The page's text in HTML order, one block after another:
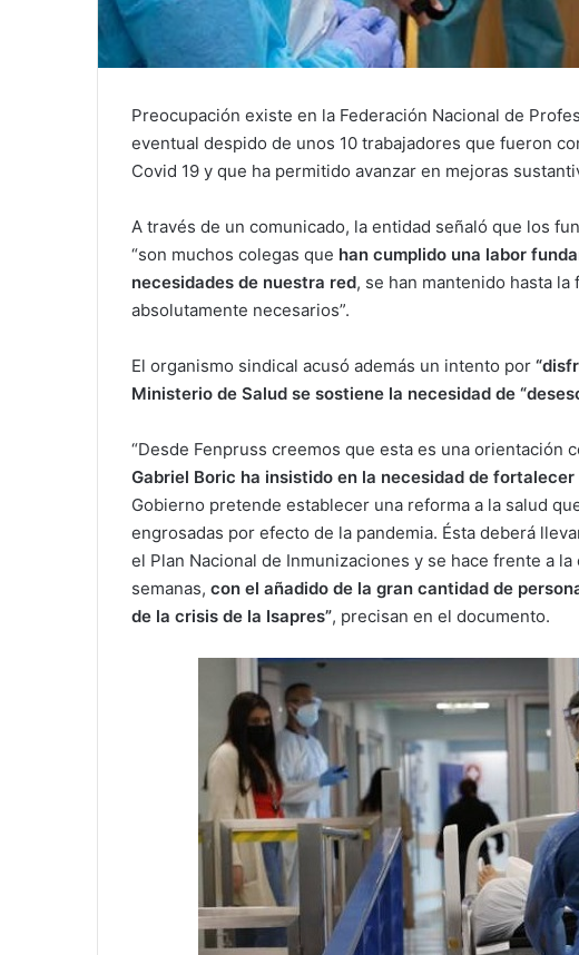
Preocupación existe en la Federación Nacional de
eventual despido de unos 10 trabajadores que fueron
Covid 19 y que ha permitido avanzar en mejoras
A través de un comunicado, la entidad señaló que los
“son muchos colegas que han cumplido una labor
necesidades de nuestra red, se han mantenido hasta
absolutamente necesarios”.
El organismo sindical acusó además un intento por
Ministerio de Salud se sostiene la necesidad de
“Desde Fenpruss creemos que esta es una orientación
Gabriel Boric ha insistido en la necesidad de
Gobierno pretende establecer una reforma a la salud
engrosadas por efecto de la pandemia. Ésta deberá
el Plan Nacional de Inmunizaciones y se hace frente a
semanas, con el añadido de la gran cantidad de
de la crisis de la Isapres”, precisan en el documento.